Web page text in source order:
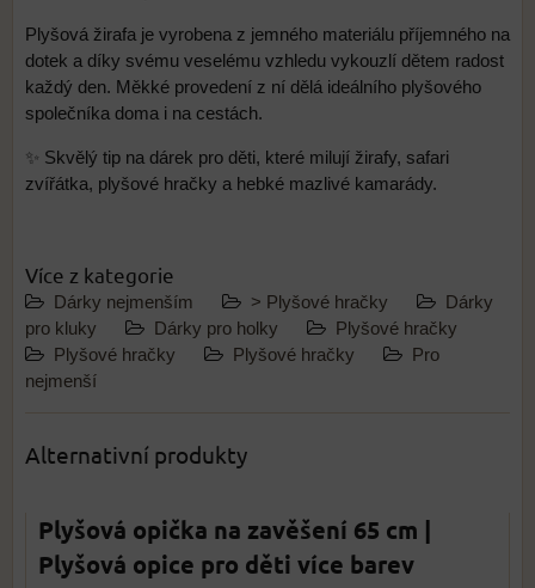
Plyšová žirafa je vyrobena z jemného materiálu příjemného na
dotek a díky svému veselému vzhledu vykouzlí dětem radost
každý den. Měkké provedení z ní dělá ideálního plyšového
společníka doma i na cestách.
✨ Skvělý tip na dárek pro děti, které milují žirafy, safari
zvířátka, plyšové hračky a hebké mazlivé kamarády.
Více z kategorie
Dárky nejmenším > Plyšové hračky
Dárky
pro kluky
Dárky pro holky
Plyšové hračky
Plyšové hračky
Plyšové hračky
Pro
nejmenší
Alternativní produkty
Plyšová opička na zavěšení 65 cm |
Plyšová opice pro děti více barev